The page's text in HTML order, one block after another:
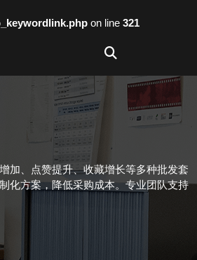
on line 321
加、点赞提升、收藏增长等多种批发套
化方案，降低采购成本。专业团队支持